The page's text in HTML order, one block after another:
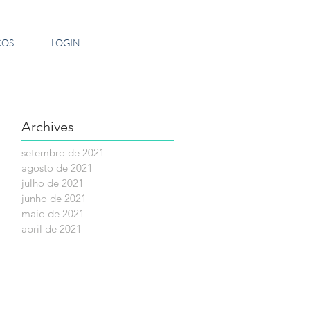
LOGIN
Archives
setembro de 2021
agosto de 2021
julho de 2021
junho de 2021
maio de 2021
abril de 2021